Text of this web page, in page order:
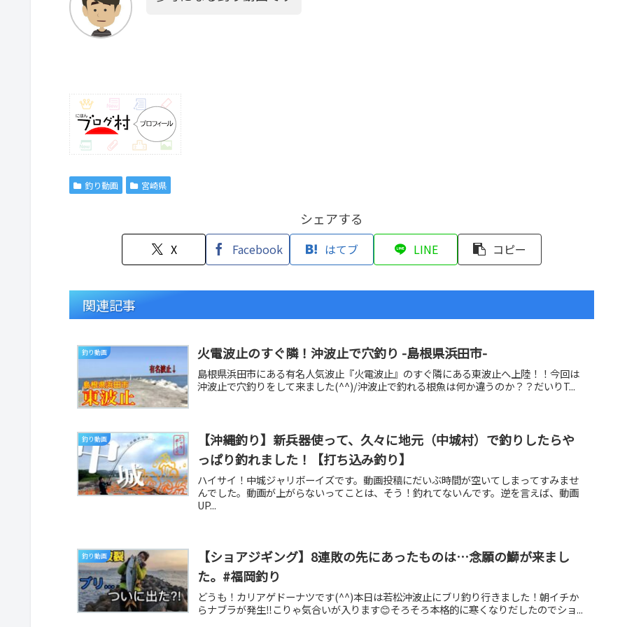
釣り動画 宮崎県
シェアする
X Facebook はてブ LINE コピー
関連記事
釣り動画 火電波止のすぐ隣！沖波止で穴釣り -島根県浜田市-
島根県浜田市にある有名人気波止『火電波止』のすぐ隣にある東波止へ上陸！！今回は
沖波止で穴釣りをして来ました(^^)/沖波止で釣れる根魚は何か違うのか？？だいりT...
釣り動画
【沖縄釣り】新兵器使って、久々に地元（中城村）で釣りしたらや
っぱり釣れました！【打ち込み釣り】
ハイサイ！中城ジャリボーイズです。動画投稿にだいぶ時間が空いてしまってすみませ
んでした。動画が上がらないってことは、そう！釣れてないんです。逆を言えば、動画
UP...
釣り動画
【ショアジギング】8連敗の先にあったものは…念願の鰤が来まし
た。#福岡釣り
どうも！カリアゲドーナツです(^^)本日は若松沖波止にブリ釣り行きました！朝イチか
らナブラが発生‼こりゃ気合いが入ります😊そろそろ本格的に寒くなりだしたのでショ...